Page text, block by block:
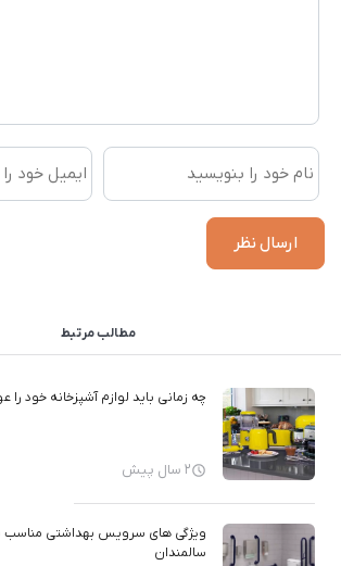
مطالب مرتبط
چه زمانی باید لوازم آشپزخانه خود
2 سال پیش
ویژگی های سرویس بهداشتی مناسب
سالمندان